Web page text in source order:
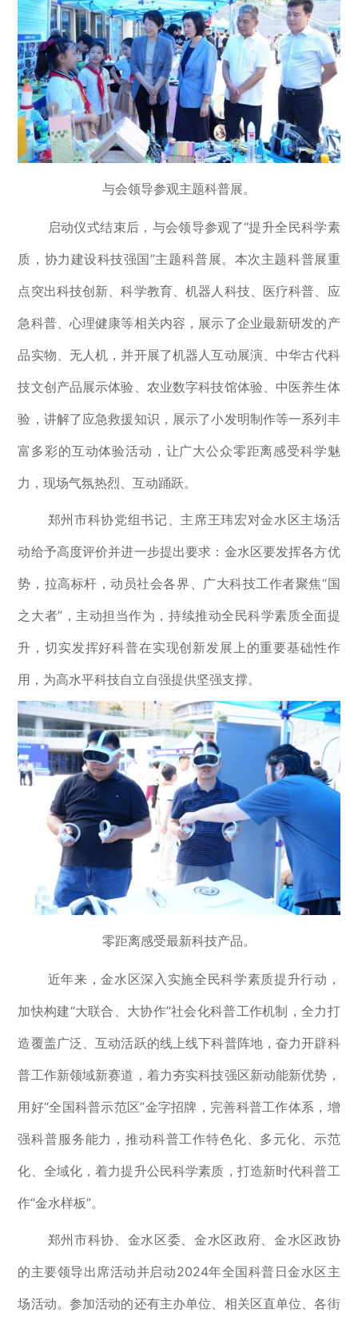
与会领导参观主题科普展。
启动仪式结束后，与会领导参观了“提升全民科学素
质，协力建设科技强国”主题科普展。 本次主题科普展重
点突出科技创新、科学教育、机器人科技、医疗科普、应
急科普、心理健康等相关内容，展示了企业最新研发的产
品实物
无人机 ，并开展了机器人互动展演、 中华古代科
技文创产品展示体验
农业数字科技馆体验
中医养生体
验 ，讲解了应急救援知识 ， 展示了小发明制作等一系列丰
富多彩的互动体验活动 ， 让广大公众零距离感受科学魅
力，现场气氛热烈 、互动踊跃。
郑州市科协党组书记、主席王玮宏对金水区主场活
动给予高度评价并进一步提出要求： 金水区要发挥各方优
势，拉高标杆，动员社会各界、广大科技工作者聚焦“国
之大者” ，主动担当作为，持续推动全民科学素质全面提
升，切实发挥好科普在实现创新发展上的重要基础性作
用，为高水平科技自立自强提供坚强支撑。
零距离感受最新科技产品。
近年来，金水区深入实施全民科学素质提升行动，
加快构建“大联合、大协作”社会化科普工作机制，全力打
造覆盖广泛、互动活跃的线上线下科普阵地，奋力开辟科
普工作新领域新赛道， 着力夯实科技强区新动能新优势，
用好“全国科普示范区”金字招牌，完善科普工作体系，增
强科普服务能力，推动科普工作特色化、多元化、示范
化、全域化，着力提升公民科学素质 ， 打造新时代科普工
作“金水样板”。
郑州市科协、 金水区委、金水区政府、金水区政协
的主要领导出席活动并启动2024年全国科普日金水区主
场活动。参加活动的还有主办单位、相关区直单位、各街